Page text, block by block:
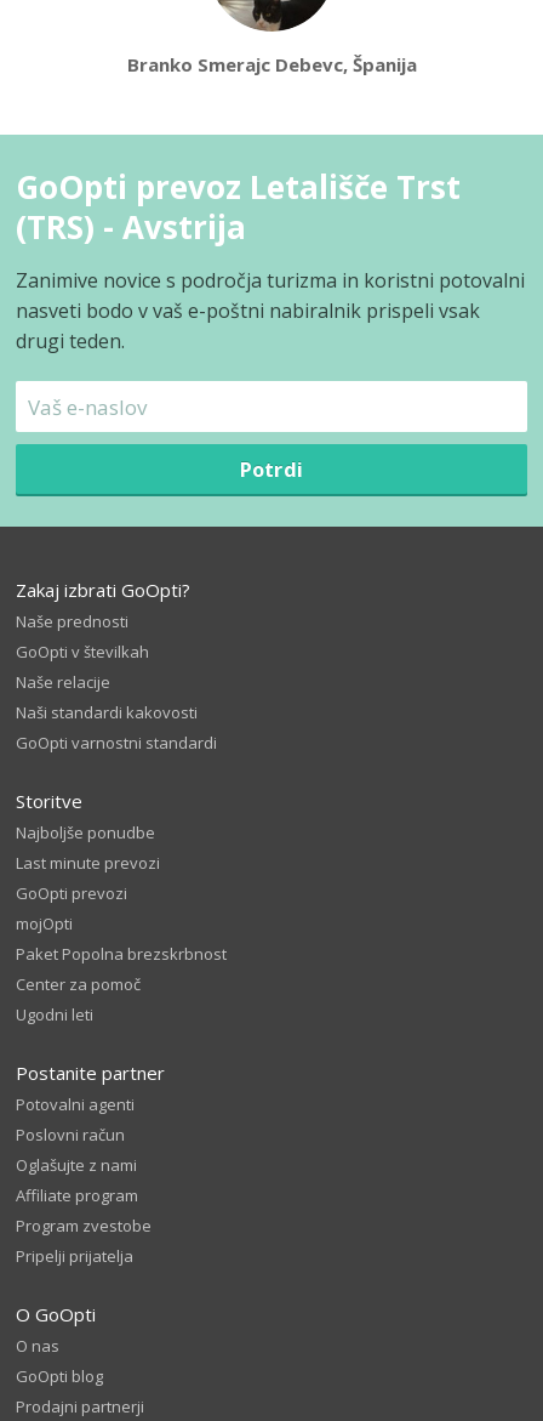
Branko Smerajc Debevc, Španija
GoOpti prevoz Letališče Trst
(TRS) - Avstrija
Zanimive novice s področja turizma in koristni potovalni
nasveti bodo v vaš e-poštni nabiralnik prispeli vsak
drugi teden.
Potrdi
Zakaj izbrati GoOpti?
Naše prednosti
GoOpti v številkah
Naše relacije
Naši standardi kakovosti
GoOpti varnostni standardi
Storitve
Najboljše ponudbe
Last minute prevozi
GoOpti prevozi
mojOpti
Paket Popolna brezskrbnost
Center za pomoč
Ugodni leti
Postanite partner
Potovalni agenti
Poslovni račun
Oglašujte z nami
Affiliate program
Program zvestobe
Pripelji prijatelja
O GoOpti
O nas
GoOpti blog
Prodajni partnerji